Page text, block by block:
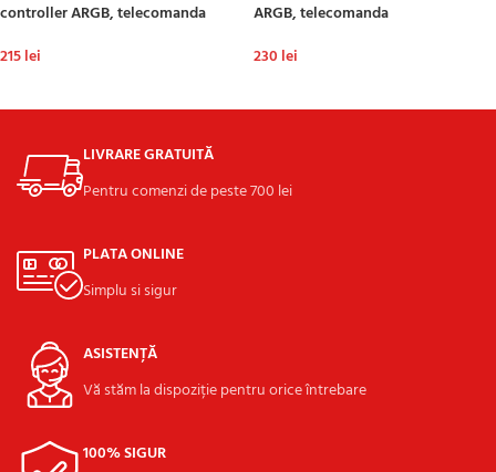
controller ARGB, telecomanda
215lei
ARGB, telecomanda
230 lei
LIVRARE GRATUITĂ
Pentru comenzi de peste 700 lei
PLATA ONLINE
Simplu si sigur
ASISTENȚĂ
Vă stăm la dispoziție pentru orice întrebare
100% SIGUR